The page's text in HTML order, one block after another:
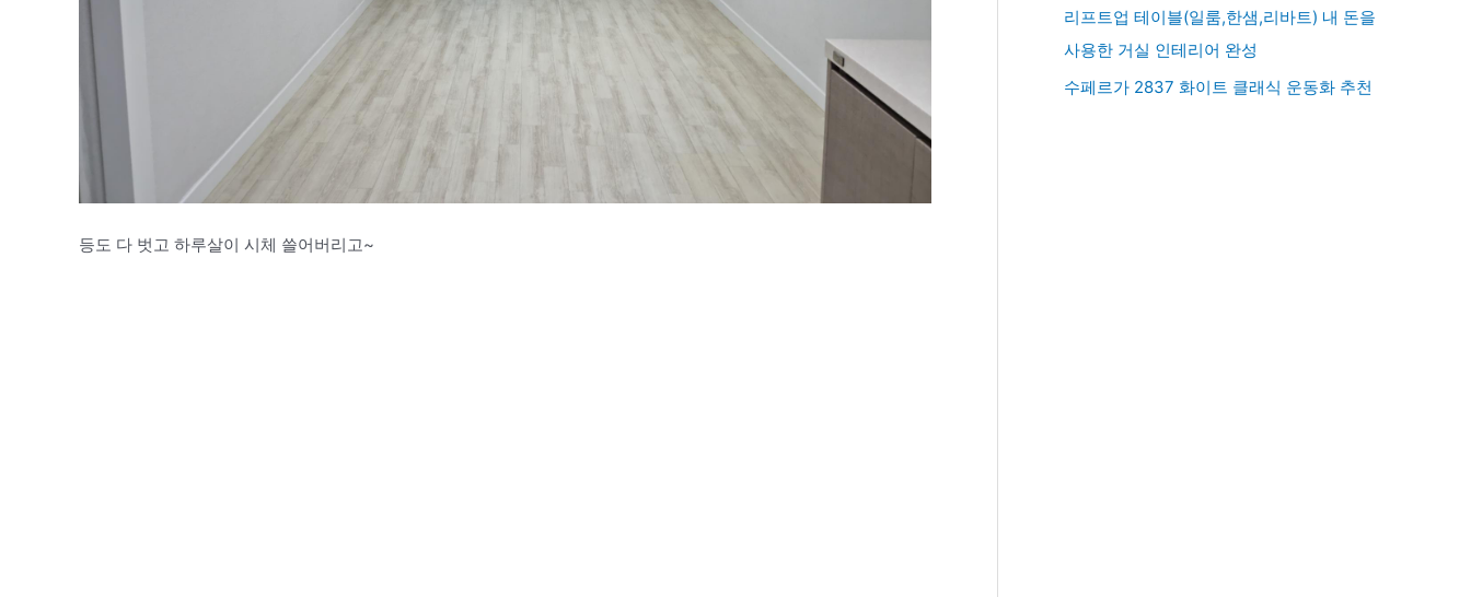
등도 다 벗고 하루살이 시체 쓸어버리고~
리프트업 테이블(일룸,한샘,리바트) 내 돈을
사용한 거실 인테리어 완성
수페르가 2837 화이트 클래식 운동화 추천